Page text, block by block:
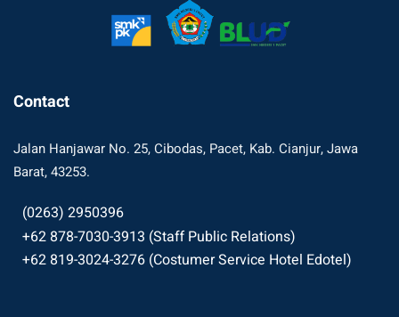
Contact
Jalan Hanjawar No. 25, Cibodas, Pacet, Kab. Cianjur, Jawa
Barat, 43253.
(0263) 2950396
+62 878-7030-3913 (Staff Public Relations)
+62 819-3024-3276 (Costumer Service Hotel Edotel)